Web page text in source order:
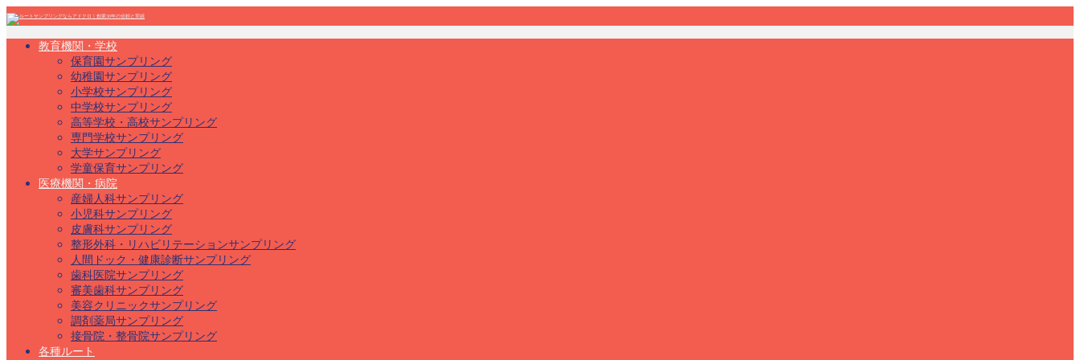
教育機関・学校
保育園サンプリング
幼稚園サンプリング
小学校サンプリング
中学校サンプリング
高等学校・高校サンプリング
専門学校サンプリング
大学サンプリング
学童保育サンプリング
医療機関・病院
産婦人科サンプリング
小児科サンプリング
皮膚科サンプリング
整形外科・リハビリテーションサンプリング
人間ドック・健康診断サンプリング
歯科医院サンプリング
審美歯科サンプリング
美容クリニックサンプリング
調剤薬局サンプリング
接骨院・整骨院サンプリング
各種ルート